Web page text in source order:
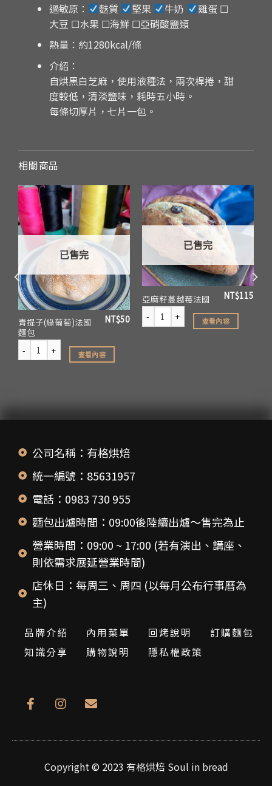
過敏原：
麩質 堅果 牛奶
雞蛋 ☐
大豆 ☐水果 ☐海鮮 ☐亞硝酸鹽類
熱量：約1280kcal/條
介紹：
自烘黑白芝麻，使用液種法，兩次桿捲，甜
度較低，清淡鹽味，耗時五小時。
每條切厚片，七片一包。
相關商品
已售完
青提子(綠葡萄)法國
麵包
NT$50
查看內容
已售完
亞麻籽蔓越莓法國 NT$115
查看內容
公司名稱：有格烘焙
統一編號：85631957
電話：0983 730 955
麵包出爐時間：09:00後陸續出爐～售完為止
營業時間：09:00 ~ 17:00 (若有演出、講座、
則依需求展延營業時間)
店休日：每周三、周四 (以每月公布行事曆為
主)
品牌介紹 內用菜單 回烤說明
訂購麵包
知識分享
購物說明 隱私權政策
Copyright © 2023 有格烘焙 Soul in bread